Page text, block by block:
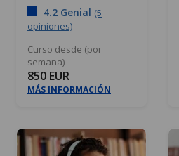
4.2 Genial (5
opiniones)
Curso desde (por
semana)
850 EUR
MÁS INFORMACIÓN